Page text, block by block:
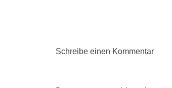
Schreibe einen Kommentar